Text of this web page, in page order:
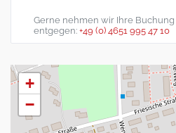
Gerne nehmen wir Ihre
entgegen: +49 (0) 4651 995 47 10
+
−